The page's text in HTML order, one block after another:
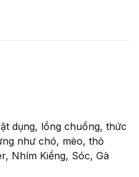
dụng, lồng chuồng, thức
như chó, mèo, thỏ
Nhím Kiểng, Sóc, Gà